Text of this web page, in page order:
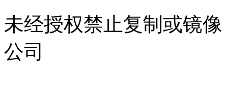
未经授权禁止复制或镜
公司